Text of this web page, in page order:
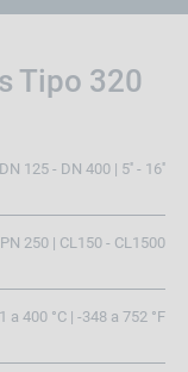
Tipo 320
DN 125 - DN 400 | 5'' - 16''
250 | CL150 - CL1500
a 400 °C | -348 a 752 °F